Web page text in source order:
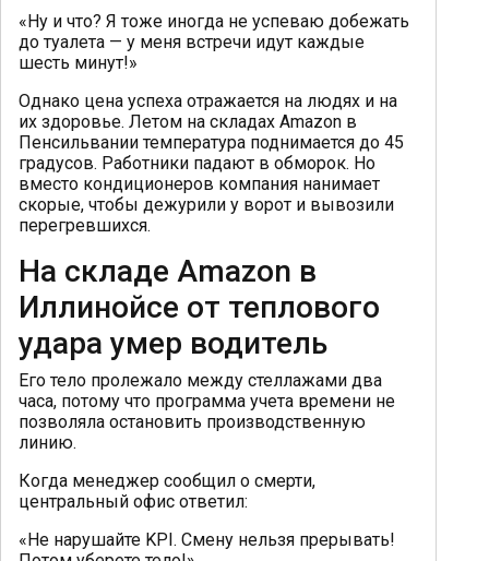
«Ну и что? Я тоже иногда не успеваю добежать
до туалета — у меня встречи идут каждые
шесть минут!»
Однако цена успеха отражается на людях и на
их здоровье. Летом на складах Amazon в
Пенсильвании температура поднимается до 45
градусов. Работники падают в обморок. Но
вместо кондиционеров компания нанимает
скорые, чтобы дежурили у ворот и вывозили
перегревшихся.
На складе Amazon в
Иллинойсе от теплового
удара умер водитель
Его тело пролежало между стеллажами два
часа, потому что программа учета времени не
позволяла остановить производственную
линию.
Когда менеджер сообщил о смерти,
центральный офис ответил:
«Не нарушайте KPI. Смену нельзя прерывать!